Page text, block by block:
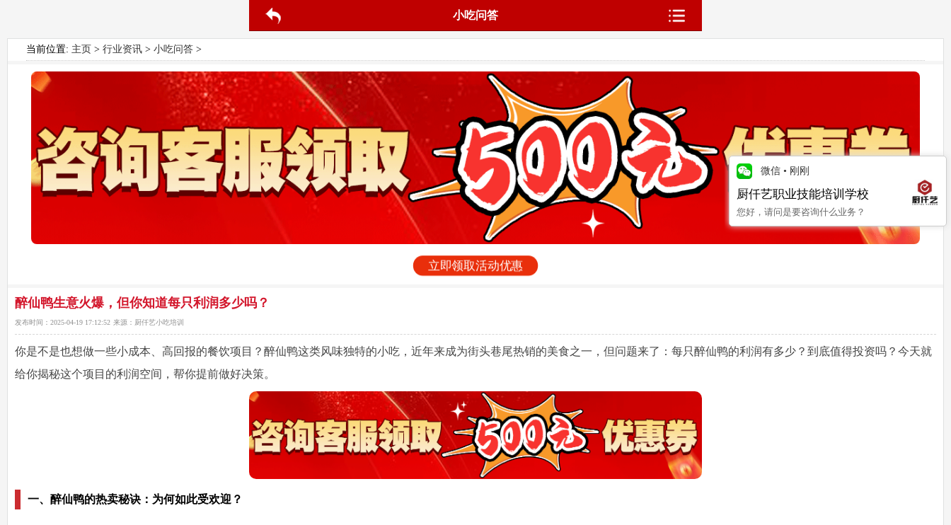
小吃问答
当前位置: 主页 >行业资讯 >小吃问答 >
立即领取活动优惠
醉仙鸭生意火爆，但你知道每只利润多少吗？
发布时间： 2025-04-19 17:12:52 来源： 厨仟艺小吃培训
你是不是也想做一些小成本、高回报的餐饮项目？ 醉仙鸭这类风味独特的小吃，近年来成为街头巷尾热销的美食之一，但问题来了：每只醉仙鸭的利润有多少？到底值得投资吗？今天就
给你揭秘这个项目的利润空间，帮你提前做好决策。
一、醉仙鸭的热卖秘诀：为何如此受欢迎？
微信 • 刚刚
厨仟艺职业技能培训学校
您好，请问是要咨询什么业务？